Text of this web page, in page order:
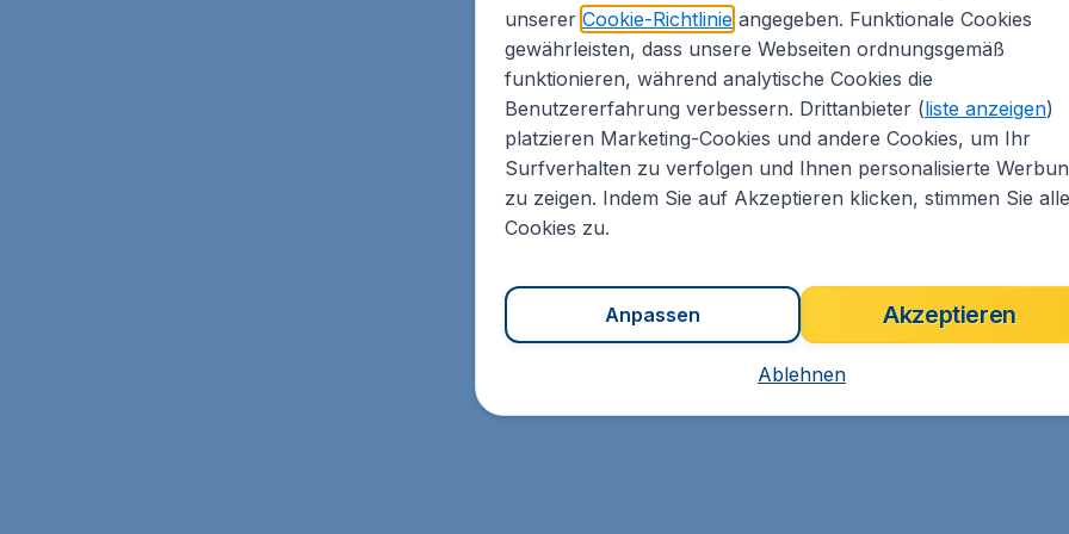
unserer Cookie-Richtlinieangegeben. Funktionale Cookies
gewährleisten, dass unsere Webseiten ordnungsgemäß
funktionieren, während analytische Cookies die
Benutzererfahrung verbessern. Drittanbieter (liste anzeigen)
platzieren Marketing-Cookies und andere Cookies, um Ihr
Surfverhalten zu verfolgen und Ihnen personalisierte
zu zeigen. Indem Sie auf Akzeptieren klicken, stimmen Sie
Cookies zu.
Akzeptieren
Anpassen
Ablehnen